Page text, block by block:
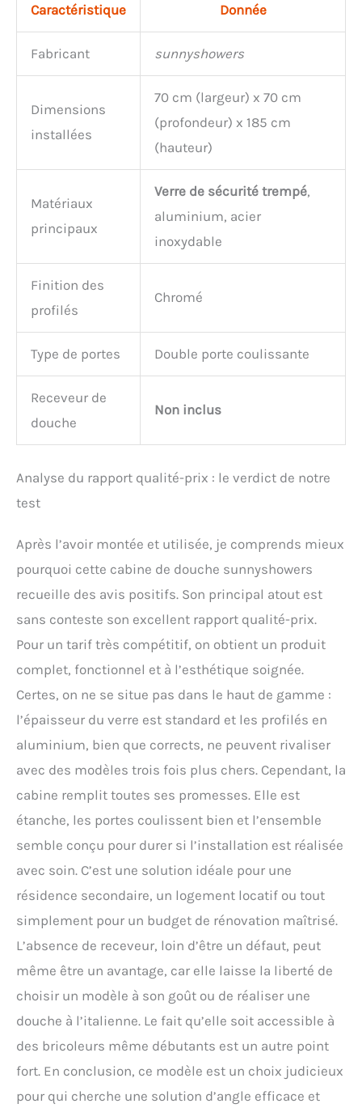
Caractéristique Donnée
Fabricant sunnyshowers
Dimensions
installées
70 cm (largeur) x 70 cm
(profondeur) x 185 cm
(hauteur)
Matériaux
principaux
Verre de sécurité trempé,
aluminium, acier
inoxydable
Finition des
profilés
Chromé
Type de portes Double porte coulissante
Receveur de
douche
Non inclus
Analyse du rapport qualité-prix : le verdict de notre
test
Après l’avoir montée et utilisée, je comprends mieux
pourquoi cette cabine de douche sunnyshowers
recueille des avis positifs. Son principal atout est
sans conteste son excellent rapport qualité-prix.
Pour un tarif très compétitif, on obtient un produit
complet, fonctionnel et à l’esthétique soignée.
Certes, on ne se situe pas dans le haut de gamme :
l’épaisseur du verre est standard et les profilés en
aluminium, bien que corrects, ne peuvent rivaliser
avec des modèles trois fois plus chers. Cependant, la
cabine remplit toutes ses promesses. Elle est
étanche, les portes coulissent bien et l’ensemble
semble conçu pour durer si l’installation est réalisée
avec soin. C’est une solution idéale pour une
résidence secondaire, un logement locatif ou tout
simplement pour un budget de rénovation maîtrisé.
L’absence de receveur, loin d’être un défaut, peut
même être un avantage, car elle laisse la liberté de
choisir un modèle à son goût ou de réaliser une
douche à l’italienne. Le fait qu’elle soit accessible à
des bricoleurs même débutants est un autre point
fort. En conclusion, ce modèle est un choix judicieux
pour qui cherche une solution d’angle efficace et